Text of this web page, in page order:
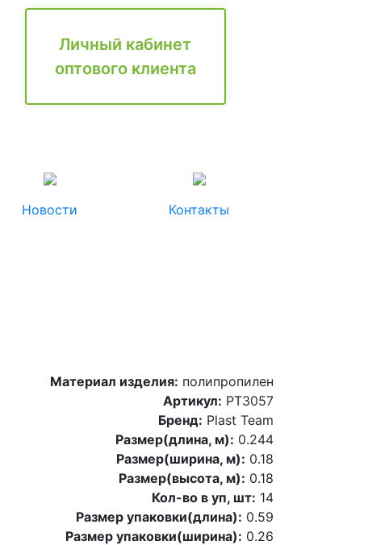
Личный кабинет
оптового клиента
Новости Контакты
Материал изделия: полипропилен
Артикул: PT3057
Бренд: Plast Team
Размер(длина, м): 0.244
Размер(ширина, м): 0.18
Размер(высота, м): 0.18
Кол-во в уп, шт: 14
Размер упаковки(длина): 0.59
Размер упаковки(ширина): 0.26